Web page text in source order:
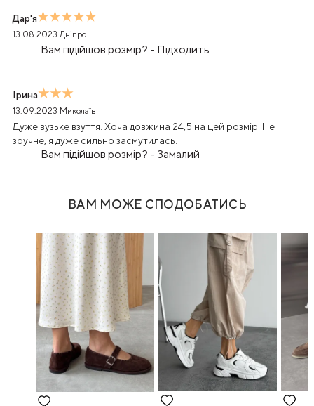
Дар'я
13.08.2023 Дніпро
Вам підійшов розмір? - Підходить
Ірина
13.09.2023 Миколаїв
Дуже вузьке взуття. Хоча довжина 24,5 на цей розмір. Не
зручне, я дуже сильно засмутилась.
Вам підійшов розмір? - Замалий
ВАМ МОЖЕ СПОДОБАТИСЬ